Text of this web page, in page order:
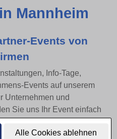
Alle Cookies ablehnen
Mannheim
Events von
Info-Tage,
Events auf unserem
Unternehmen und
Sie uns Ihr Event einfach